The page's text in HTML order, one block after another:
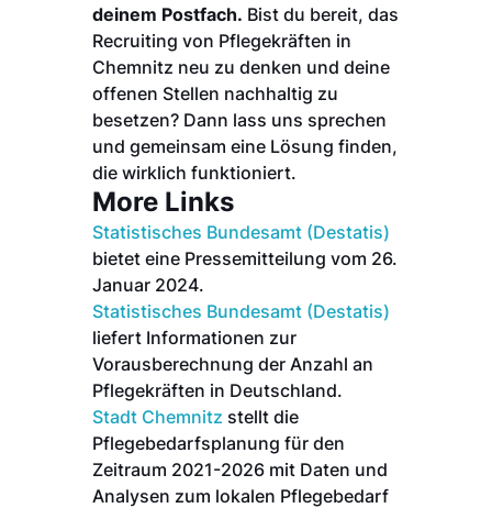
deinem Postfach. Bist du bereit, das
Recruiting von Pflegekräften in
Chemnitz neu zu denken und deine
offenen Stellen nachhaltig zu
besetzen? Dann lass uns sprechen
und gemeinsam eine Lösung finden,
die wirklich funktioniert.
More Links
Statistisches Bundesamt (Destatis)
bietet eine Pressemitteilung vom 26.
Januar 2024.
Statistisches Bundesamt (Destatis)
liefert Informationen zur
Vorausberechnung der Anzahl an
Pflegekräften in Deutschland.
Stadt Chemnitz stellt die
Pflegebedarfsplanung für den
Zeitraum 2021-2026 mit Daten und
Analysen zum lokalen Pflegebedarf